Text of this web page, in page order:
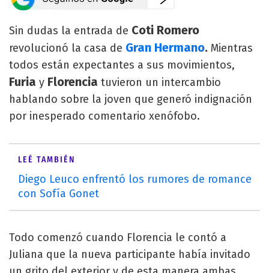
Sin dudas la entrada de Coti Romero
revolucionó la casa de Gran Hermano. Mientras
todos están expectantes a sus movimientos,
Furia y Florencia tuvieron un intercambio
hablando sobre la joven que generó indignación
por inesperado comentario xenófobo.
LEÉ TAMBIÉN
Diego Leuco enfrentó los rumores de romance
con Sofía Gonet
Todo comenzó cuando Florencia le contó a
Juliana que la nueva participante había invitado